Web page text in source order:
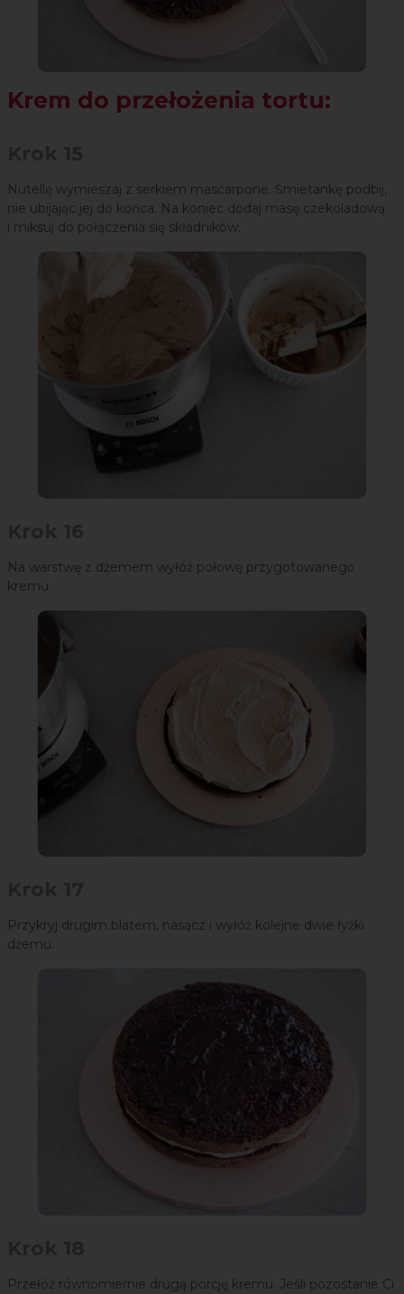
Krem do przełożenia tortu:
Nutellę wymieszaj z serkiem mascarpone. Śmietankę podbij,
nie ubijając jej do końca. Na koniec dodaj masę czekoladową
i miksuj do połączenia się składników.
Na warstwę z dżemem wyłóż połowę przygotowanego
kremu.
Przykryj drugim blatem, nasącz i wyłóż kolejne dwie łyżki
dżemu.
Przełóż równomiernie drugą porcję kremu. Jeśli pozostanie Ci